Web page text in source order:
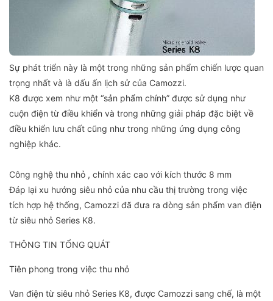
Sự phát triển này là một trong những sản phẩm chiến lược quan
trọng nhất và là dấu ấn lịch sử của Camozzi.
K8 được xem như một “sản phẩm chính” được sử dụng như
cuộn điện từ điều khiển và trong những giải pháp đặc biệt về
điều khiển lưu chất cũng như trong những ứng dụng công
nghiệp khác.
Công nghệ thu nhỏ , chính xác cao với kích thước 8 mm
Đáp lại xu hướng siêu nhỏ của nhu cầu thị trường trong việc
tích hợp hệ thống, Camozzi đã đưa ra dòng sản phẩm van điện
từ siêu nhỏ Series K8.
THÔNG TIN TỔNG QUÁT
Tiên phong trong việc thu nhỏ
Van điện từ siêu nhỏ Series K8, được Camozzi sang chế, là một